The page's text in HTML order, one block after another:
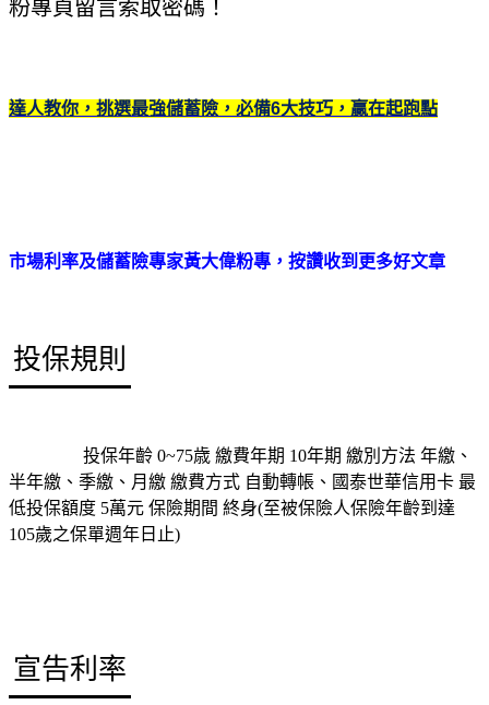
粉專頁留言索取密碼！
達人教你，挑選最強儲蓄險，必備6大技巧，贏在起跑點
市場利率及儲蓄險專家黃大偉粉專，按讚收到更多好文章
投保規則
投保年齡 0~75歳 繳費年期 10年期 繳別方法 年繳、
半年繳、季繳、月繳 繳費方式 自動轉帳、國泰世華信用卡 最
低投保額度 5萬元 保險期間 終身(至被保險人保險年齡到達
105歲之保單週年日止)
宣告利率